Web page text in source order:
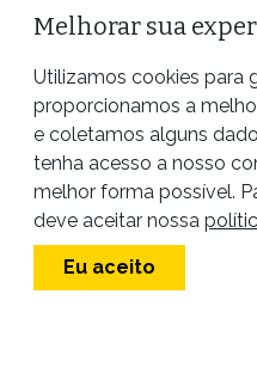
Melhorar sua
Utilizamos cookies para
proporcionamos a
e coletamos alguns
tenha acesso a nosso
melhor forma possível.
deve aceitar nossa
Eu aceito